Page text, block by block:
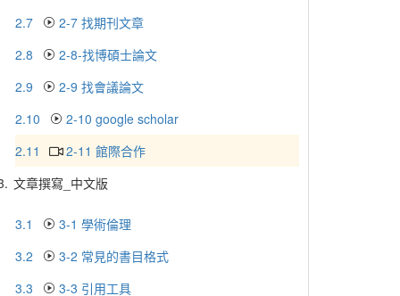
2.7
2-7 找期刊文章
2.8
2-8-找博碩士論文
2.9
2-9 找會議論文
2.10
2-10 google scholar
2.11
2-11 館際合作
文章撰寫_中文版
3.1
3-1 學術倫理
3.2
3-2 常見的書目格式
3.3
3-3 引用工具